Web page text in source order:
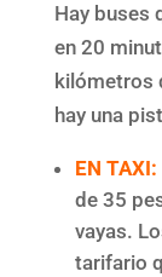
Hay buses
en 20
kilómetros
hay una
EN TAXI:
de 35
vayas.
tarifario